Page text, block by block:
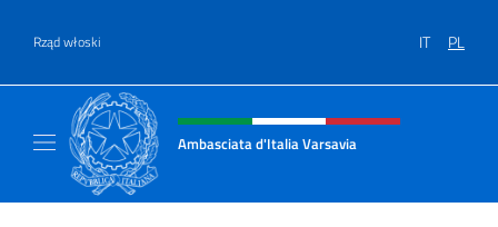
Rząd włoski IT PL
Header, social and menu of site
Ambasciata d'Italia Varsavia